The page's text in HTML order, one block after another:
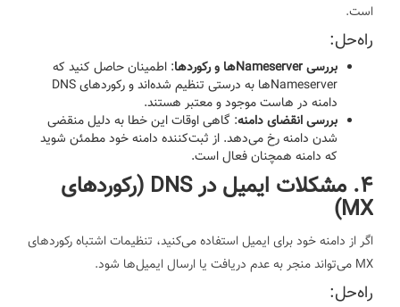
است.
راه‌حل:
بررسی Nameserverها و رکوردها
: اطمینان حاصل کنید که
Nameserverها به درستی تنظیم شده‌اند و رکوردهای DNS
دامنه در هاست موجود و معتبر هستند.
بررسی انقضای دامنه: گاهی اوقات این خطا به دلیل منقضی
شدن دامنه رخ می‌دهد. از ثبت‌کننده دامنه خود مطمئن شوید
که دامنه همچنان فعال است.
4. مشکلات ایمیل در DNS (رکوردهای
MX)
اگر از دامنه خود برای ایمیل استفاده می‌کنید، تنظیمات اشتباه رکوردهای
MX می‌تواند منجر به عدم دریافت یا ارسال ایمیل‌ها شود.
راه‌حل: